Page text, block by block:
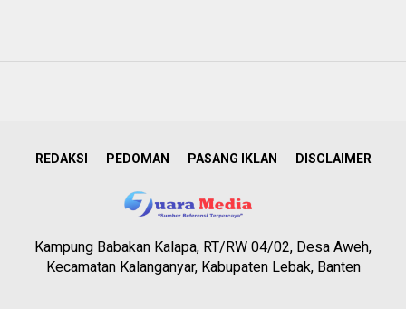
REDAKSI PEDOMAN PASANG IKLAN DISCLAIMER
Kampung Babakan Kalapa, RT/RW 04/02, Desa Aweh,
Kecamatan Kalanganyar, Kabupaten Lebak, Banten